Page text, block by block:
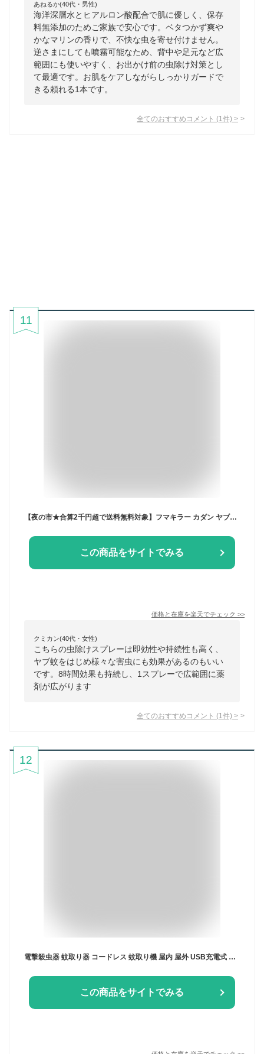
あねるか(40代・男性)
海洋深層水とヒアルロン酸配合で肌に優しく、保存
料無添加のためご家族で安心です。ベタつかず爽や
かなマリンの香りで、不快な虫を寄せ付けません。
逆さまにしても噴霧可能なため、背中や足元など広
範囲にも使いやすく、お出かけ前の虫除け対策とし
て最適です。お肌をケアしながらしっかりガードで
きる頼れる1本です。
全てのおすすめコメント (1 件) >
11
【夜の市★合算2千円超で送料無料対象】フマキラー カダン ヤブ蚊バリア 虫除け・殺虫剤 550ml
この商品をサイトでみる
価格と在庫を楽天でチェック >>
クミカン(40代・女性)
こちらの虫除けスプレーは即効性や持続性も高く、
ヤブ蚊をはじめ様々な害虫にも効果があるのもいい
です。8時間効果も持続し、1スプレーで広範囲に薬
剤が広がります
全てのおすすめコメント (1 件) >
12
電撃殺虫器 蚊取り器 コードレス 蚊取り機 屋内 屋外 USB充電式 蚊よけ 電撃殺虫機 電気蚊取り器 捕虫器 誘虫灯 蚊駆除 蚊退治 虫除け 殺虫灯 防虫器 小蝿 羽虫 ゴミ箱 人体無害 無臭 吊り下げ式 据え置き式両用 殺虫機 コバエ 殺虫ライト 2025新品
この商品をサイトでみる